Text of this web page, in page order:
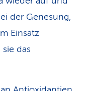
der Genesung,
Einsatz
das